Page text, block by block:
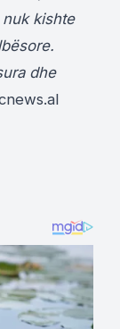
kishte
dhe